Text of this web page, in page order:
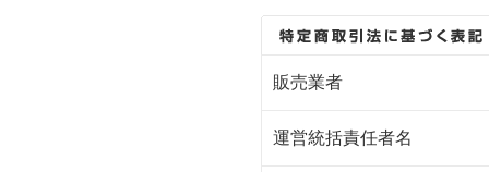
販売業者
運営統括責任者名